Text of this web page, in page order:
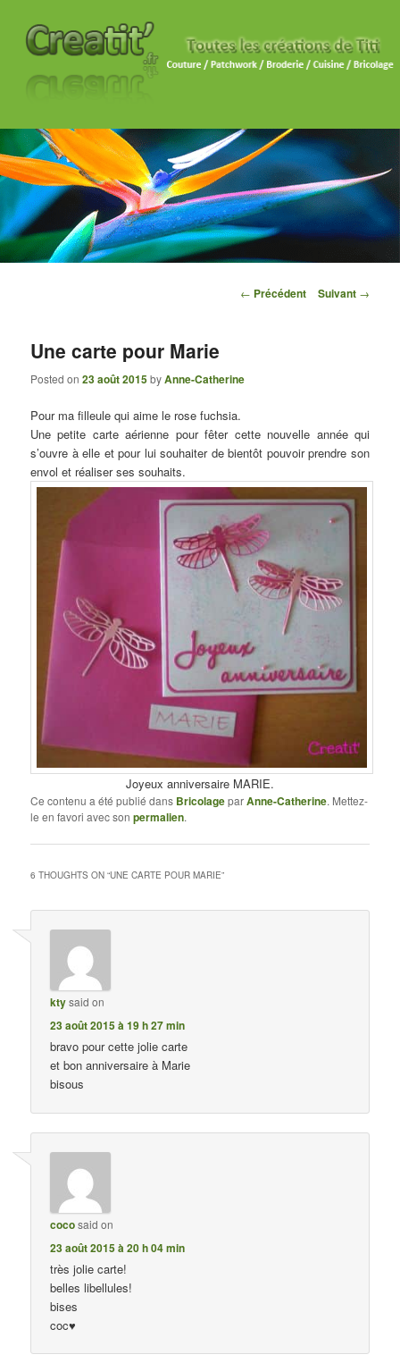
Navigation des articles
← Précédent Suivant →
Une carte pour Marie
Posted on23 août 2015byAnne-Catherine
Pour ma filleule qui aime le rose fuchsia.
Une petite carte aérienne pour fêter cette nouvelle année qui
s’ouvre à elle et pour lui souhaiter de bientôt pouvoir prendre son
envol et réaliser ses souhaits.
Joyeux anniversaire MARIE.
Ce contenu a été publié dans BricolageparAnne-Catherine. Mettez-
le en favori avec sonpermalien.
6 THOUGHTS ON “UNE CARTE POUR MARIE”
ktysaid on
23 août 2015 à 19 h 27 min
bravo pour cette jolie carte
et bon anniversaire à Marie
bisous
cocosaid on
23 août 2015 à 20 h 04 min
très jolie carte!
belles libellules!
bises
coc♥